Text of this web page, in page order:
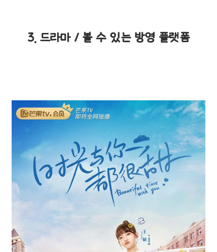
3. 드라마 / 볼 수 있는 방영 플랫폼